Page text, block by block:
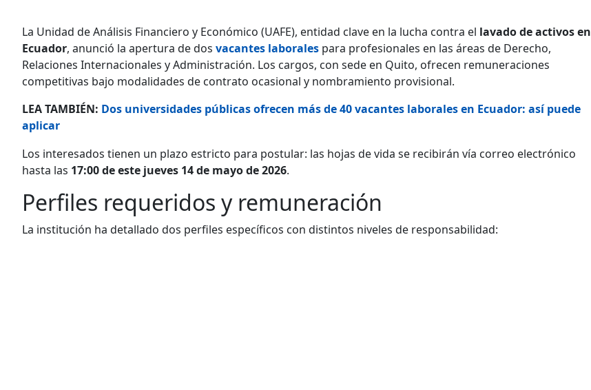
La Unidad de Análisis Financiero y Económico (UAFE), entidad clave en la lucha contra el lavado de activos en
Ecuador, anunció la apertura de dos vacantes laborales para profesionales en las áreas de Derecho,
Relaciones Internacionales y Administración. Los cargos, con sede en Quito, ofrecen remuneraciones
competitivas bajo modalidades de contrato ocasional y nombramiento provisional.
LEA TAMBIÉN: Dos universidades públicas ofrecen más de 40 vacantes laborales en Ecuador: así puede
aplicar
Los interesados tienen un plazo estricto para postular: las hojas de vida se recibirán vía correo electrónico
hasta las 17:00 de este jueves 14 de mayo de 2026.
Perfiles requeridos y remuneración
La institución ha detallado dos perfiles específicos con distintos niveles de responsabilidad: